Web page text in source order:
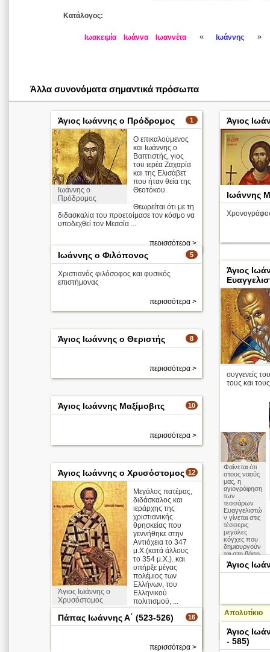
Κατάλογος:
Ιωακειμία Ιωάννα Ιωαννέτα « Ιωάννης »
Άλλα συνονόματα σημαντικά πρόσωπα
1
Άγιος Ιωάννης ο Πρόδρομος
Ιωάννης ο
Πρόδρομος
Ο επικαλούμενος
και Ιωάννης ο
Βαπτιστής, γιος
του ιερέα Ζαχαρία
και της Ελισάβετ
που ήταν θεία της
Θεοτόκου.
Θεωρείται ότι με τη
διδασκαλία του προετοίμασε τον κόσμο να
υποδεχθεί τον Μεσσία ...
περισσότερα >
Άγιος
Ιωάννης
5
Ιωάννης ο Φιλόπονος
Χριστιανός φιλόσοφος και φυσικός
επιστήμονας
περισσότερα >
Άγιος
συγγενείς
τους και
Φαίνεται ότι
στους ναούς
μας, η
αγιογράφηση
των
τεσσάρων
Ευαγγελιστώ
ν γίνεται στις
τέσσερις
μεγάλες
κόγχες που
δημιουργούν
ται στη βάση
των
τεσσάρων
τόξων, επί
Απολυτίκιο
8
Άγιος Ιωάννης ο Θεριστής
περισσότερα >
10
Άγιος Ιωάννης Μαξίμοβιτς
περισσότερα >
12
Άγιος Ιωάννης ο Χρυσόστομος
Άγιος Ιωάννης ο
Χρυσόστομος
Μεγάλος πατέρας,
διδάσκαλος και
ιεράρχης της
χριστιανικής
θρησκείας που
γεννήθηκε στην
Αντιόχεια το 347
μ.Χ.(κατά άλλους
το 354 μ.Χ.). και
υπήρξε μέγας
πολέμιος των
Ελλήνων, του
Ελληνικού
πολιτισμού, ...
Απολυτίκιο
Άγιος
16
Πάπας Ιωάννης Α΄ (523-526)
περισσότερα >
Άγιος
- 585)